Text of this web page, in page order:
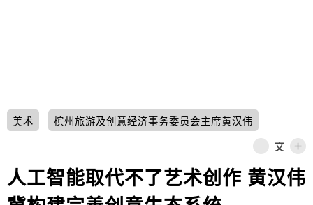
美术 槟州旅游及创意经济事务委员会主席黄汉伟
人工智能取代不了艺术创作 黄汉伟